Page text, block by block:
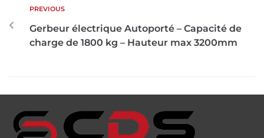
PREVIOUS
Gerbeur électrique Autoporté – Capacité de
charge de 1800 kg – Hauteur max 3200mm